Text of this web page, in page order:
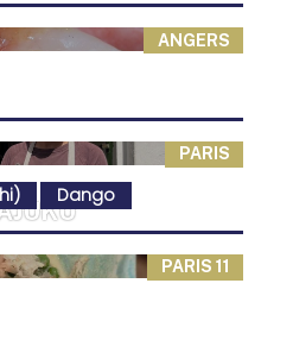
ANGERS
PARIS
Dango
PARIS 11